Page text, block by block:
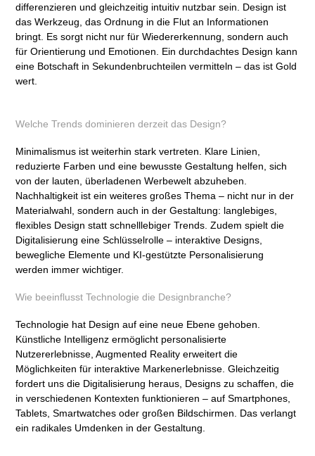
differenzieren und gleichzeitig intuitiv nutzbar sein. Design ist
das Werkzeug, das Ordnung in die Flut an Informationen
bringt. Es sorgt nicht nur für Wiedererkennung, sondern auch
für Orientierung und Emotionen. Ein durchdachtes Design kann
eine Botschaft in Sekundenbruchteilen vermitteln – das ist Gold
wert.
Welche Trends dominieren derzeit das Design?
Minimalismus ist weiterhin stark vertreten. Klare Linien,
reduzierte Farben und eine bewusste Gestaltung helfen, sich
von der lauten, überladenen Werbewelt abzuheben.
Nachhaltigkeit ist ein weiteres großes Thema – nicht nur in der
Materialwahl, sondern auch in der Gestaltung: langlebiges,
flexibles Design statt schnelllebiger Trends. Zudem spielt die
Digitalisierung eine Schlüsselrolle – interaktive Designs,
bewegliche Elemente und KI-gestützte Personalisierung
werden immer wichtiger.
Wie beeinflusst Technologie die Designbranche?
Technologie hat Design auf eine neue Ebene gehoben.
Künstliche Intelligenz ermöglicht personalisierte
Nutzererlebnisse, Augmented Reality erweitert die
Möglichkeiten für interaktive Markenerlebnisse. Gleichzeitig
fordert uns die Digitalisierung heraus, Designs zu schaffen, die
in verschiedenen Kontexten funktionieren – auf Smartphones,
Tablets, Smartwatches oder großen Bildschirmen. Das verlangt
ein radikales Umdenken in der Gestaltung.